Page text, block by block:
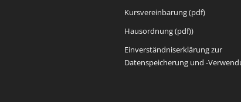
Kursvereinbarung (pdf)
Hausordnung (pdf))
Einverständniserklärung zur
Datenspeicherung und -